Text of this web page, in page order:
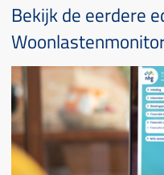
Bekijk de eerdere